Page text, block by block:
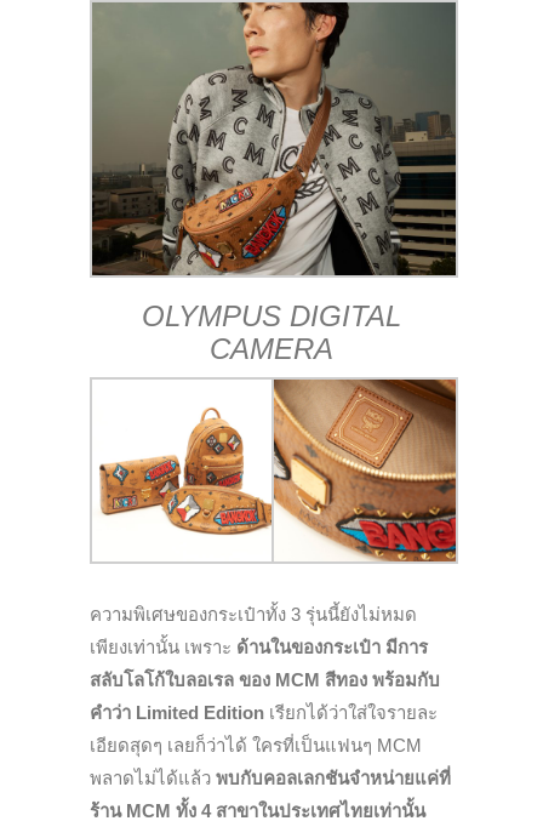
OLYMPUS DIGITAL
CAMERA
ความพิเศษของกระเป๋าทั้ง 3 รุ่นนี้ยังไม่หมด
เพียงเท่านั้น เพราะ ด้านในของกระเป๋า มีการ
สลับโลโก้ใบลอเรล ของ MCM สีทอง พร้อมกับ
คำว่า Limited Edition เรียกได้ว่าใส่ใจรายละ
เอียดสุดๆ เลยก็ว่าได้ ใครที่เป็นแฟนๆ MCM
พลาดไม่ได้แล้ว พบกับคอลเลกชันจำหน่ายแค่ที่
ร้าน MCM ทั้ง 4 สาขาในประเทศไทยเท่านั้น